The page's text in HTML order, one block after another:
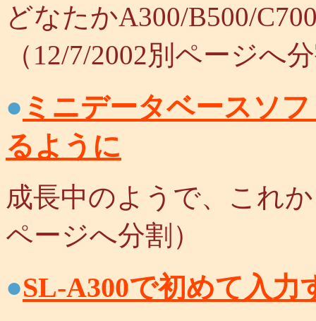
どなたかA300/B500/
（12/7/2002別ページへ
● ミニデータベースソ
るように
成長中のようで、これ
ページへ分割）
●SL-A300で初めて入